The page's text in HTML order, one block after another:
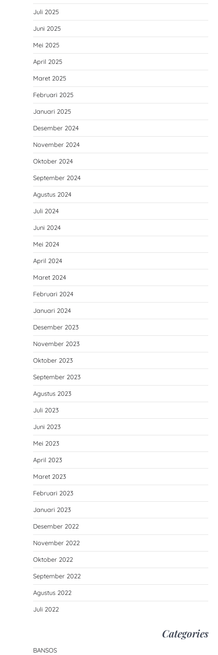
Juli 2025
Juni 2025
Mei 2025
April 2025
Maret 2025
Februari 2025
Januari 2025
Desember 2024
November 2024
Oktober 2024
September 2024
Agustus 2024
Juli 2024
Juni 2024
Mei 2024
April 2024
Maret 2024
Februari 2024
Januari 2024
Desember 2023
November 2023
Oktober 2023
September 2023
Agustus 2023
Juli 2023
Juni 2023
Mei 2023
April 2023
Maret 2023
Februari 2023
Januari 2023
Desember 2022
November 2022
Oktober 2022
September 2022
Agustus 2022
Juli 2022
Categories
BANSOS